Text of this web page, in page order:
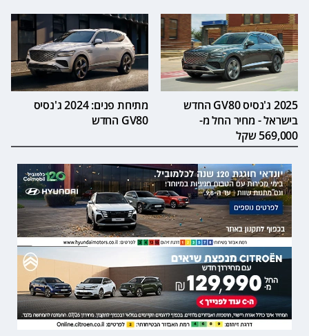
2025 ג'נסיס GV80 החדש
בישראל - מחיר החל מ-
569,000 שקל
מתיחת פנים: 2024 ג'נסיס
GV80 החדש